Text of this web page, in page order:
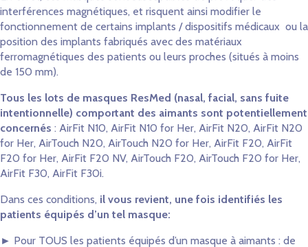
interférences magnétiques, et risquent ainsi modifier le
fonctionnement de certains implants / dispositifs médicaux ou la
position des implants fabriqués avec des matériaux
ferromagnétiques des patients ou leurs proches (situés à moins
de 150 mm).
Tous les lots de masques ResMed (nasal, facial, sans fuite
intentionnelle) comportant des aimants sont potentiellement
concernés : AirFit N10, AirFit N10 for Her, AirFit N20, AirFit N20
for Her, AirTouch N20, AirTouch N20 for Her, AirFit F20, AirFit
F20 for Her, AirFit F20 NV, AirTouch F20, AirTouch F20 for Her,
AirFit F30, AirFit F30i.
Dans ces conditions, il vous revient, une fois identifiés les
patients équipés d’un tel masque:
► Pour TOUS les patients équipés d’un masque à aimants : de